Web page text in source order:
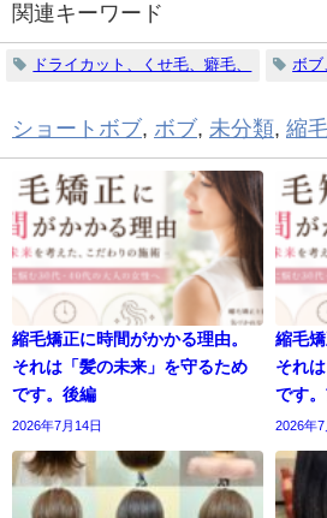
関連キーワード
ドライカット、くせ毛、癖毛、 ボブ
ショートボブ, ボブ, 未分類, 縮
縮毛矯正に時間がかかる理由。
それは「髪の未来」を守るため
です。後編
2026年7月14日
縮毛
それ
です
2026年7